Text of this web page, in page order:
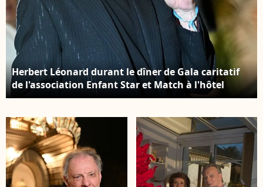
Herbert Léonard durant le dîner de Gala caritatif
de l'association Enfant Star et Match à l'hôtel
Negresco à Nice, le 8 juin 2024. © Bruno Bebert /